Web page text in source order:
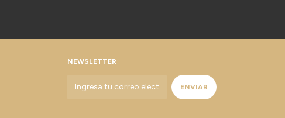
NEWSLETTER